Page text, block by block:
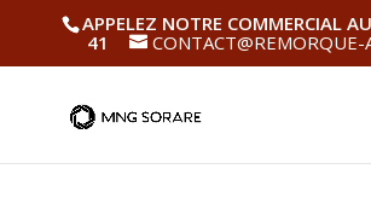
APPELEZ NOTRE COMMERCIAL
41
CONTACT@REMORQUE-